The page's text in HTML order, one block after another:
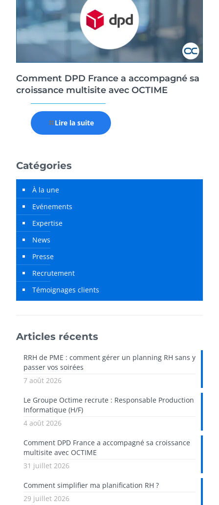
Comment DPD France a accompagné sa
croissance multisite avec OCTIME
Lire la suite
Catégories
À la une
Evénements
Expertise
News
Presse
Recrutement
Témoignages clients
Articles récents
RRH de PME : comment gérer un planning RH sans y
passer vos soirées
7 août 2026
Le Groupe Octime recrute : Responsable Production
Informatique (H/F)
4 août 2026
Comment DPD France a accompagné sa croissance
multisite avec OCTIME
31 juillet 2026
Comment simplifier ma planification RH ?
29 juillet 2026